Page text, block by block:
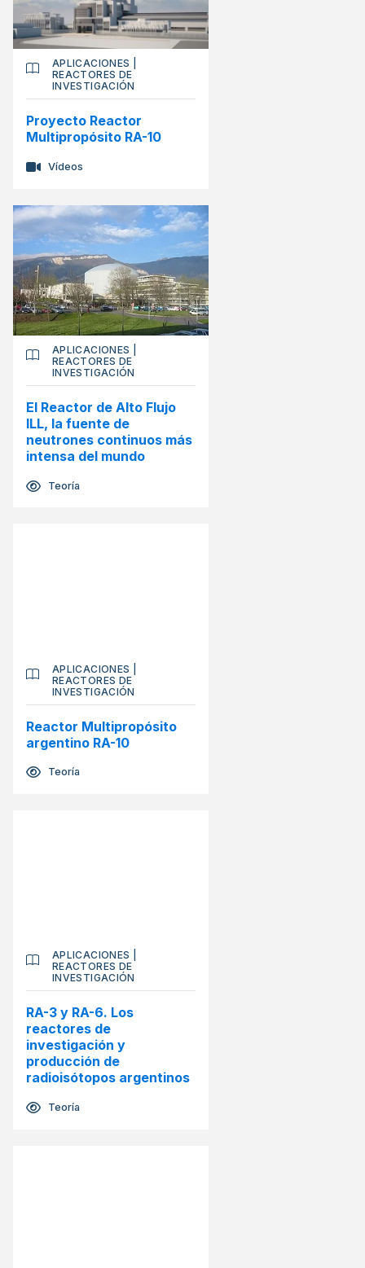
APLICACIONES
REACTORES DE
INVESTIGACIÓN
Proyecto Reactor
Multipropósito RA-10
Vídeos
APLICACIONES
REACTORES DE
INVESTIGACIÓN
El Reactor de Alto Flujo
ILL, la fuente de
neutrones continuos más
intensa del mundo
Teoría
APLICACIONES
REACTORES DE
INVESTIGACIÓN
Reactor Multipropósito
argentino RA-10
Teoría
APLICACIONES
REACTORES DE
INVESTIGACIÓN
RA-3 y RA-6. Los
reactores de
investigación y
producción de
radioisótopos argentinos
Teoría